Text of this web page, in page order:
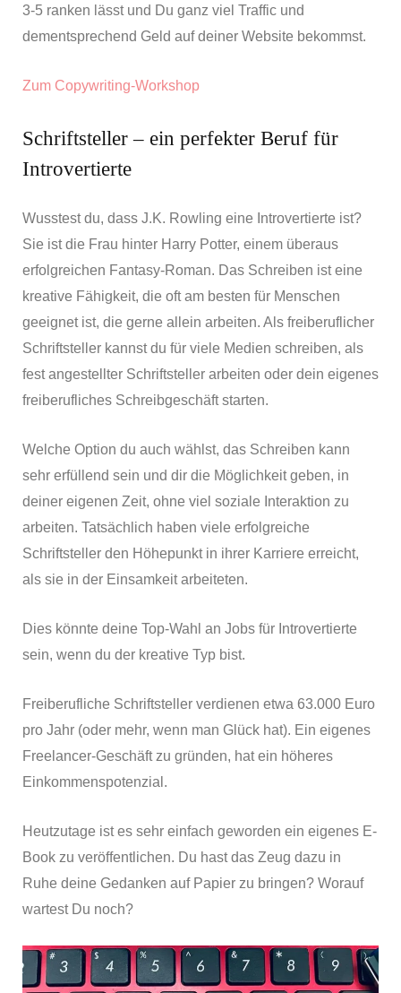
3-5 ranken lässt und Du ganz viel Traffic und
dementsprechend Geld auf deiner Website bekommst.
Zum Copywriting-Workshop
Schriftsteller – ein perfekter Beruf für
Introvertierte
Wusstest du, dass J.K. Rowling eine Introvertierte ist?
Sie ist die Frau hinter Harry Potter, einem überaus
erfolgreichen Fantasy-Roman. Das Schreiben ist eine
kreative Fähigkeit, die oft am besten für Menschen
geeignet ist, die gerne allein arbeiten. Als freiberuflicher
Schriftsteller kannst du für viele Medien schreiben, als
fest angestellter Schriftsteller arbeiten oder dein eigenes
freiberufliches Schreibgeschäft starten.
Welche Option du auch wählst, das Schreiben kann
sehr erfüllend sein und dir die Möglichkeit geben, in
deiner eigenen Zeit, ohne viel soziale Interaktion zu
arbeiten. Tatsächlich haben viele erfolgreiche
Schriftsteller den Höhepunkt in ihrer Karriere erreicht,
als sie in der Einsamkeit arbeiteten.
Dies könnte deine Top-Wahl an Jobs für Introvertierte
sein, wenn du der kreative Typ bist.
Freiberufliche Schriftsteller verdienen etwa 63.000 Euro
pro Jahr (oder mehr, wenn man Glück hat). Ein eigenes
Freelancer-Geschäft zu gründen, hat ein höheres
Einkommenspotenzial.
Heutzutage ist es sehr einfach geworden ein eigenes E-
Book zu veröffentlichen. Du hast das Zeug dazu in
Ruhe deine Gedanken auf Papier zu bringen? Worauf
wartest Du noch?